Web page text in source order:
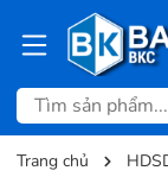
Trang chủ